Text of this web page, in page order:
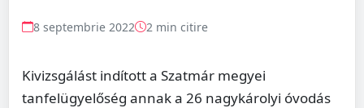
8 septembrie 2022 2 min citire
Kivizsgálást indított a Szatmár megyei
tanfelügyelőség annak a 26 nagykárolyi óvodás